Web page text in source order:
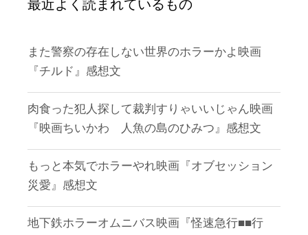
最近よく読まれているもの
また警察の存在しない世界のホラーかよ映画
『チルド』感想文
肉食った犯人探して裁判すりゃいいじゃん映画
『映画ちいかわ 人魚の島のひみつ』感想文
もっと本気でホラーやれ映画『オブセッション
災愛』感想文
地下鉄ホラーオムニバス映画『怪速急行■■行